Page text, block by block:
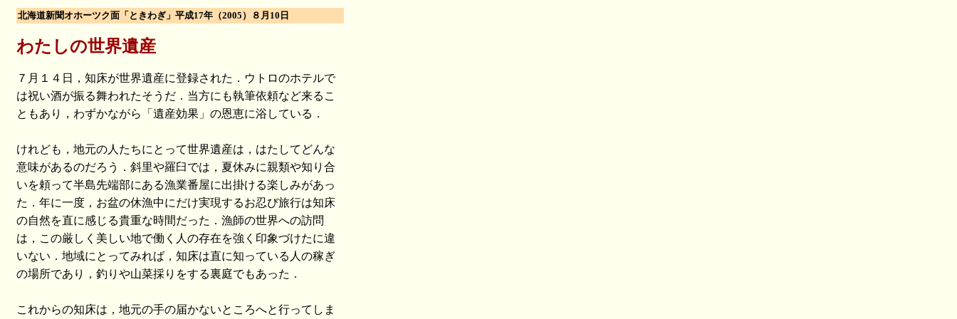
北海道新聞オホーツク面「ときわぎ」平成17年（2005）８月10日
わたしの世界遺産
７月１４日，知床が世界遺産に登録された．ウトロのホテルで
は祝い酒が振る舞われたそうだ．当方にも執筆依頼など来るこ
ともあり，わずかながら「遺産効果」の恩恵に浴している．
けれども，地元の人たちにとって世界遺産は，はたしてどんな
意味があるのだろう．斜里や羅臼では，夏休みに親類や知り合
いを頼って半島先端部にある漁業番屋に出掛ける楽しみがあっ
た．年に一度，お盆の休漁中にだけ実現するお忍び旅行は知床
の自然を直に感じる貴重な時間だった．漁師の世界への訪問
は，この厳しく美しい地で働く人の存在を強く印象づけたに違
いない．地域にとってみれば，知床は直に知っている人の稼ぎ
の場所であり，釣りや山菜採りをする裏庭でもあった．
これからの知床は，地元の手の届かないところへと行ってしま